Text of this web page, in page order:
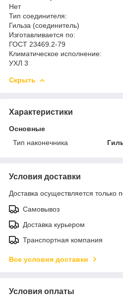
Нет
Тип соединителя:
Гильза (соединитель)
Изготавливается по:
ГОСТ 23469.2-79
Климатическое исполнение:
УХЛ 3
Скрыть
Характеристики
Основные
Тип наконечника
Условия доставки
Доставка осуществляется только
Самовывоз
Доставка курьером
Транспортная компания
Все условия доставки
Условия оплаты